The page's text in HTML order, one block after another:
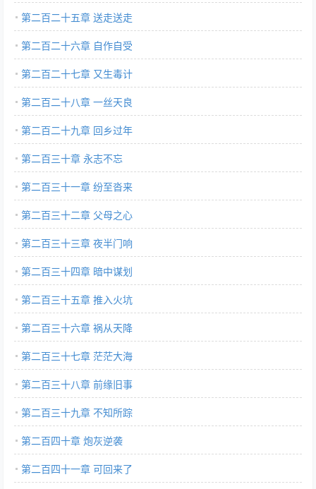
第二百二十五章 送走送走
第二百二十六章 自作自受
第二百二十七章 又生毒计
第二百二十八章 一丝天良
第二百二十九章 回乡过年
第二百三十章 永志不忘
第二百三十一章 纷至沓来
第二百三十二章 父母之心
第二百三十三章 夜半门响
第二百三十四章 暗中谋划
第二百三十五章 推入火坑
第二百三十六章 祸从天降
第二百三十七章 茫茫大海
第二百三十八章 前缘旧事
第二百三十九章 不知所踪
第二百四十章 炮灰逆袭
第二百四十一章 可回来了